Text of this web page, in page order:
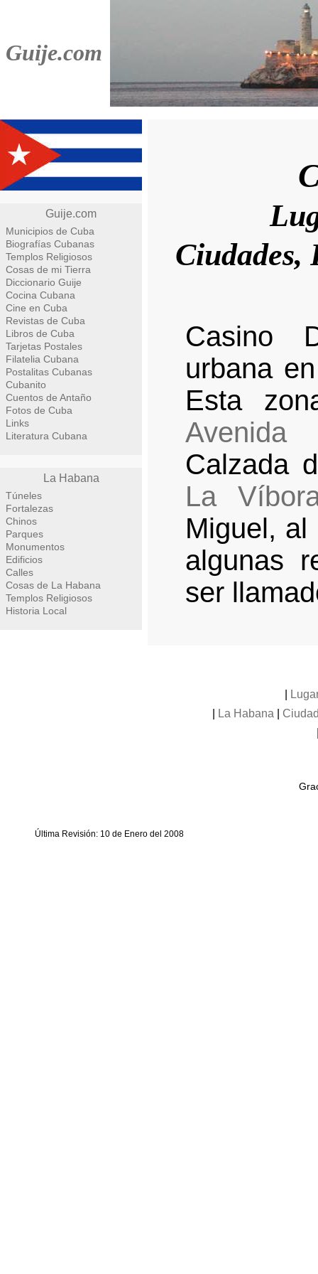
Guije.com
Guije.com
Municipios de Cuba
Biografías Cubanas
Templos Religiosos
Cosas de mi Tierra
Diccionario Guije
Cocina Cubana
Cine en Cuba
Revistas de Cuba
Libros de Cuba
Tarjetas Postales
Filatelia Cubana
Postalitas Cubanas
Cubanito
Cuentos de Antaño
Fotos de Cuba
Links
Literatura Cubana
La Habana
Túneles
Fortalezas
Chinos
Parques
Monumentos
Edificios
Calles
Cosas de La Habana
Templos Religiosos
Historia Local
Ciudades,
Casino
urbana
Esta
Avenida
Calzada
La
Miguel,
algunas
ser
La Habana
Última Revisión: 10 de Enero del 2008